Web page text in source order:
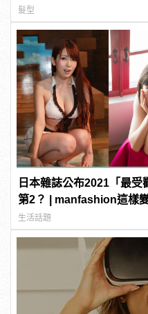
髮型
日本雜誌公布2021「最
第2？ | manfashion這樣
生活話題